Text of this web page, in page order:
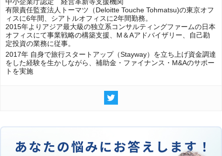
有限責任監査法人トーマツ（Deloitte Touche Tohmatsu)の東京オフ
ィスに6年間、シアトルオフィスに2年間勤務。
2015年よりアジア最大級の独立系コンサルティングファームの日本
オフィスにて事業戦略の構築支援、M＆Aアドバイザリー、自己勘
定投資の業務に従事。
2017年 自身で旅行スタートアップ（Stayway）を立ち上げ資金調達
をした経験を生かしながら、補助金・ファイナンス・M&Aのサポー
トを実施